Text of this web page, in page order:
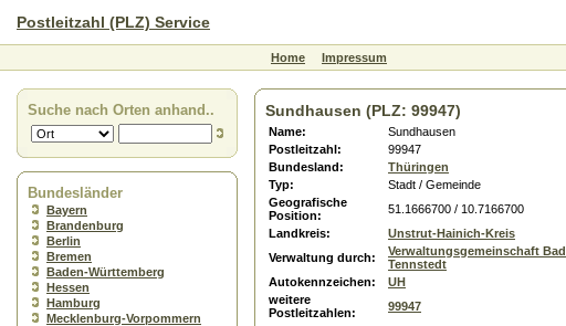
Postleitzahl (PLZ) Service
Home Impressum
Suche nach Orten anhand..
Bundesländer
Bayern
Brandenburg
Berlin
Bremen
Baden-Württemberg
Hessen
Hamburg
Mecklenburg-Vorpommern
Sundhausen (PLZ: 99947)
Name:
Sundhausen
Postleitzahl:
99947
Bundesland:
Thüringen
Typ:
Stadt / Gemeinde
Geografische
Position:
51.1666700 / 10.7166700
Landkreis:
Unstrut-Hainich-Kreis
Verwaltung durch:
Verwaltungsgemeinschaft Bad
Tennstedt
Autokennzeichen:
UH
weitere
Postleitzahlen:
99947